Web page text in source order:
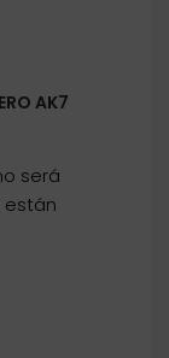
AK7
será
están